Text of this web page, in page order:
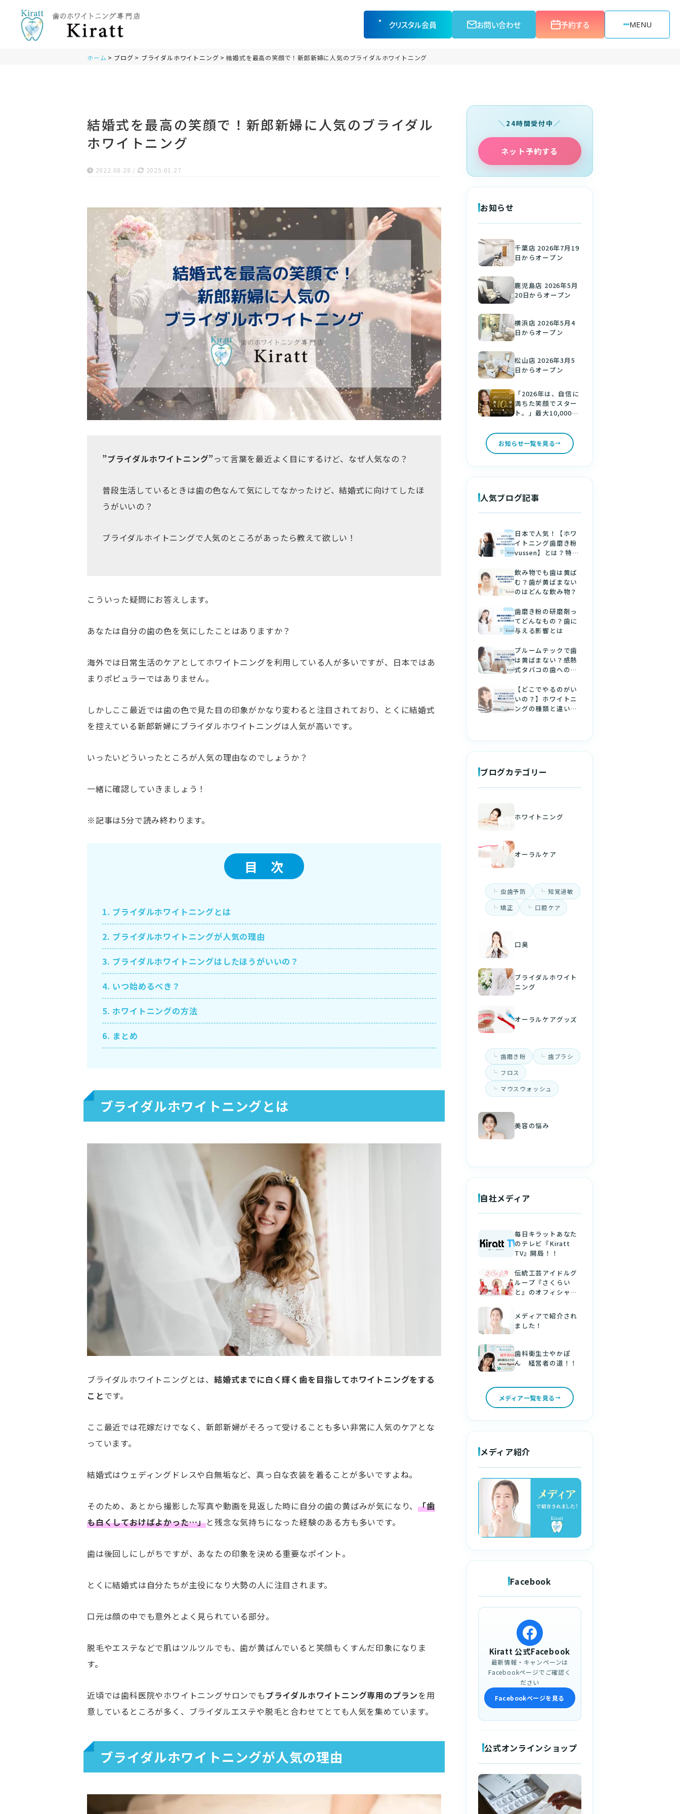
クリスタル会員 お問い合わせ 予約する MENU
ホーム ブログ ブライダルホワイトニング 結婚式を最高の笑顔で！新郎新婦に人気のブライダルホワイトニング
結婚式を最高の笑顔で！新郎新婦に人気のブライダル
ホワイトニング
2022.08.28 / 2025.01.27
”ブライダルホワイトニング”って言葉を最近よく目にするけど、なぜ人気なの？
普段生活しているときは歯の色なんて気にしてなかったけど、結婚式に向けてしたほ
うがいいの？
ブライダルホイトニングで人気のところがあったら教えて欲しい！
こういった疑問にお答えします。
あなたは自分の歯の色を気にしたことはありますか？
海外では日常生活のケアとしてホワイトニングを利用している人が多いですが、日本ではあ
まりポピュラーではありません。
しかしここ最近では歯の色で見た目の印象がかなり変わると注目されており、とくに結婚式
を控えている新郎新婦にブライダルホワイトニングは人気が高いです。
いったいどういったところが人気の理由なのでしょうか？
一緒に確認していきましょう！
※記事は5分で読み終わります。
目 次
1. ブライダルホワイトニングとは
2. ブライダルホワイトニングが人気の理由
3. ブライダルホワイトニングはしたほうがいいの？
4. いつ始めるべき？
5. ホワイトニングの方法
6. まとめ
ブライダルホワイトニングとは
ブライダルホワイトニングとは、 結婚式までに白く輝く歯を目指してホワイトニングをする
ことです。
ここ最近では花嫁だけでなく、新郎新婦がそろって受けることも多い非常に人気のケアとな
っています。
結婚式はウェディングドレスや白無垢など、真っ白な衣装を着ることが多いですよね。
そのため、あとから撮影した写真や動画を見返した時に自分の歯の黄ばみが気になり、「歯
も白くしておけばよかった…」と残念な気持ちになった経験のある方も多いです。
歯は後回しにしがちですが、あなたの印象を決める重要なポイント。
とくに結婚式は自分たちが主役になり大勢の人に注目されます。
口元は顔の中でも意外とよく見られている部分。
脱毛やエステなどで肌はツルツルでも、歯が黄ばんでいると笑顔もくすんだ印象になりま
す。
近頃では歯科医院やホワイトニングサロンでもブライダルホワイトニング専用のプランを用
意しているところが多く、ブライダルエステや脱毛と合わせてとても人気を集めています。
ブライダルホワイトニングが人気の理由
24時間受付中
ネット予約する
お知らせ
千葉店 2026年7月19
日からオープン
鹿児島店 2026年5月
20日からオープン
横浜店 2026年5月4
日からオープン
松山店 2026年3月5
日からオープン
「2026年は、自信に
満ちた笑顔でスター
ト。」最大10,000円
新しい年は、美しい
白い歯で。
お知らせ一覧を見る
人気ブログ記事
日本で人気！【ホワ
イトニング歯磨き粉
vussen】とは？特徴
飲み物でも歯は黄ば
む？歯が黄ばまない
のはどんな飲み物？
歯磨き粉の研磨剤っ
てどんなもの？歯に
与える影響とは
プルームテックで歯
は黄ばまない？感熱
式タバコの歯への影
【どこでやるのがい
いの？】ホワイトニ
ングの種類と違いに
ブログカテゴリー
ホワイトニング
オーラルケア
虫歯予防
知覚過敏
矯正
口腔ケア
口臭
ブライダルホワイト
ニング
オーラルケアグッズ
歯磨き粉
歯ブラシ
フロス
マウスウォッシュ
美容の悩み
自社メディア
毎日キラットあなた
のテレビ『Kiratt
TV』開局！！
伝統工芸アイドルグ
ループ『さくらい
と』のオフィシャル
した！
メディアで紹介され
ました！
歯科衛生士やかぽ
ん 経営者の道！！
メディア一覧を見る
メディア紹介
Facebook
Kiratt 公式Facebook
最新情報・キャンペーンは
Facebookページでご確認く
ださい
Facebookページを見る
公式オンラインショップ